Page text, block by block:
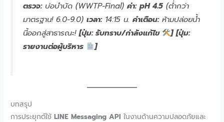
ตรวจ:บ่อบำบัด (WWTP-Final)ค่า: pH 4.5 (ต่ำกว่า
มาตรฐาน! 6.0-9.0)เวลา:14:15 น.คำเตือน:ห้ามปล่อยน้ำ
นี้ออกสู่สาธารณะ![ปุ่ม: รับทราบ/กำลังแก้ไข ] [ปุ่ม:
รายงานต่อผู้บริหาร
]
บทสรุป
การประยุกต์ใช้LINE Messaging API ในงานด้านความปลอดภัยและ